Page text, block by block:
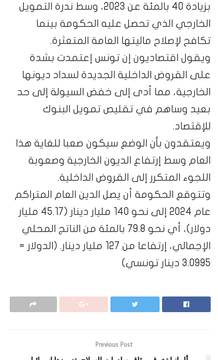
بزيادة 40 بالمئة عن 2023، وسط ندرة التمويل
الخارجي الذي تحصل عليه الحكومة بينما
تكافح لإصلاح ماليتها العامة المتعثرة.
ويقول اقتصاديون إن تونس إعتمدت بشدة
على القروض الداخلية الجديدة لسداد ديونها
الخارجية، مما أدى إلى خفض السيولة إلى حد
بعيد وساهم في تقليص تمويل البنوك
للإقتصاد.
ويعتقدون بأن الوضع سيكون صعبا للغاية هذا
العام وسط إرتفاع الديون الخارجية وصعوبة
اللجوء المتكرر إلى القروض الداخلية.
وتتوقع الحكومة أن يصل الدين العام المتراكم
عام 2024 إلى نحو 140 مليار دينار (45.17 مليار
دولار)، أي نحو 79.8 بالمئة من الناتج المحلي
الإجمالي، إرتفاعا من 127 مليار دينار. (الدولار =
3.0995 دينار تونسي)
Previous Post